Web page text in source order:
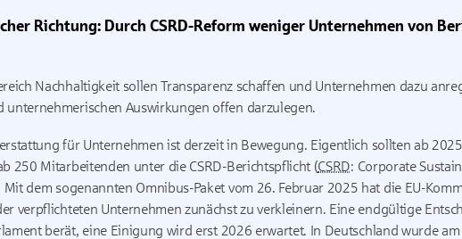
Richtung: Durch CSRD-Reform weniger Unternehmen von
Nachhaltigkeit sollen Transparenz schaffen und Unternehmen dazu
unternehmerischen Auswirkungen offen darzulegen.
für Unternehmen ist derzeit in Bewegung. Eigentlich sollten ab
250 Mitarbeitenden unter die CSRD-Berichtspflicht (CSRD: Corporate
Mit dem sogenannten Omnibus-Paket vom 26. Februar 2025 hat die EU-
verpflichteten Unternehmen zunächst zu verkleinern. Eine endgültige
berät, eine Einigung wird erst 2026 erwartet. In Deutschland wurde